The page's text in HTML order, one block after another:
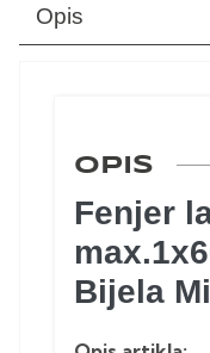
Opis
OPIS
Fenjer
Bijela